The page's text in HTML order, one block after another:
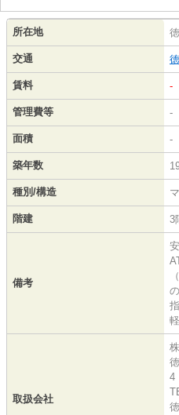
所在地
交通
賃料 -
管理費等 -
面積 -
築年数
種別/構造
階建 3
備考
取扱会社
4